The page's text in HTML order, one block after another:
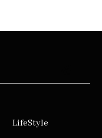
LifeStyle